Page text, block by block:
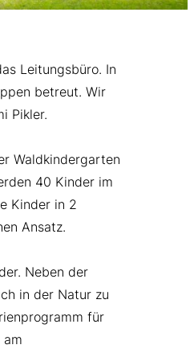
Leitungsbüro. In
betreut. Wir
Pikler.
Waldkindergarten
40 Kinder im
Kinder in 2
Ansatz.
Neben der
in der Natur zu
für